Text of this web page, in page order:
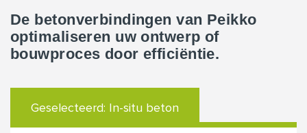
De betonverbindingen van Peikko
optimaliseren uw ontwerp of
bouwproces door efficiëntie.
Geselecteerd: In-situ beton